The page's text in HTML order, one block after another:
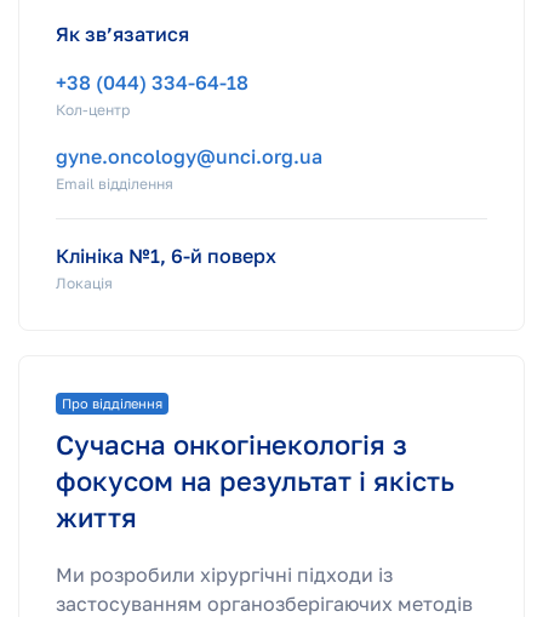
Про відділення
Сучасна онкогінекологія з
фокусом на результат і якість
життя
Ми розробили хірургічні підходи із
застосуванням органозберігаючих методів
Як зв’язатися
+38 (044) 334-64-18
Кол-центр
gyne.oncology@unci.org.ua
Email відділення
Клініка №1, 6-й поверх
Локація